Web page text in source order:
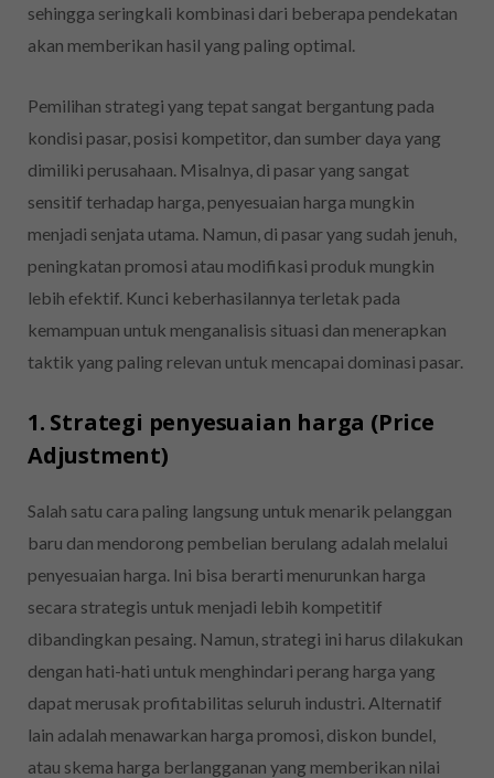
sehingga seringkali kombinasi dari beberapa pendekatan
akan memberikan hasil yang paling optimal.
Pemilihan strategi yang tepat sangat bergantung pada
kondisi pasar, posisi kompetitor, dan sumber daya yang
dimiliki perusahaan. Misalnya, di pasar yang sangat
sensitif terhadap harga, penyesuaian harga mungkin
menjadi senjata utama. Namun, di pasar yang sudah jenuh,
peningkatan promosi atau modifikasi produk mungkin
lebih efektif. Kunci keberhasilannya terletak pada
kemampuan untuk menganalisis situasi dan menerapkan
taktik yang paling relevan untuk mencapai dominasi pasar.
1. Strategi penyesuaian harga (Price
Adjustment)
Salah satu cara paling langsung untuk menarik pelanggan
baru dan mendorong pembelian berulang adalah melalui
penyesuaian harga. Ini bisa berarti menurunkan harga
secara strategis untuk menjadi lebih kompetitif
dibandingkan pesaing. Namun, strategi ini harus dilakukan
dengan hati-hati untuk menghindari perang harga yang
dapat merusak profitabilitas seluruh industri. Alternatif
lain adalah menawarkan harga promosi, diskon bundel,
atau skema harga berlangganan yang memberikan nilai